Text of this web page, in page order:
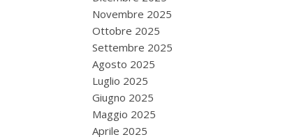
Novembre 2025
Ottobre 2025
Settembre 2025
Agosto 2025
Luglio 2025
Giugno 2025
Maggio 2025
Aprile 2025